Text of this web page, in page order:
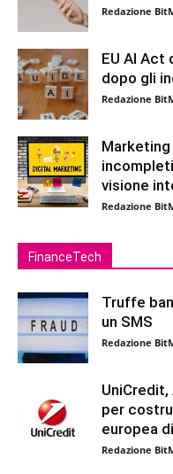
Redazione
EU AI Act
dopo gli
Redazione
visione
Redazione
FinanceTech
Truffe
un SMS
Redazione
per
europea
Redazione